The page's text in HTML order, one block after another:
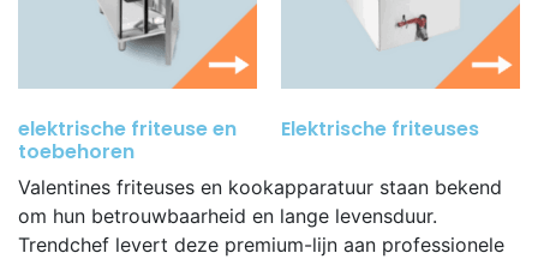
elektrische friteuse en
toebehoren
Elektrische friteuses
Valentines friteuses en kookapparatuur staan bekend
om hun betrouwbaarheid en lange levensduur.
Trendchef levert deze premium-lijn aan professionele